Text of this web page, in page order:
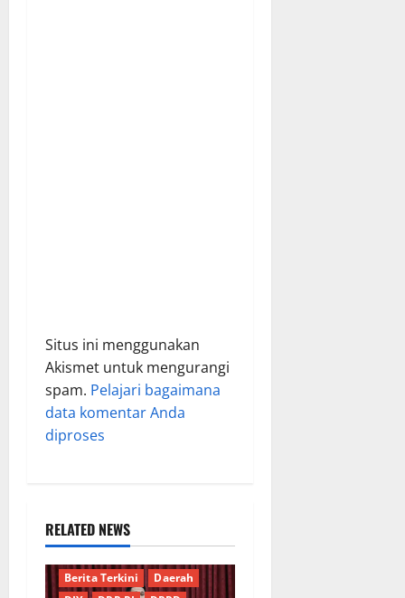
Situs ini menggunakan
Akismet untuk mengurangi
spam. Pelajari bagaimana
data komentar Anda
diproses
RELATED NEWS
Berita Terkini
Daerah